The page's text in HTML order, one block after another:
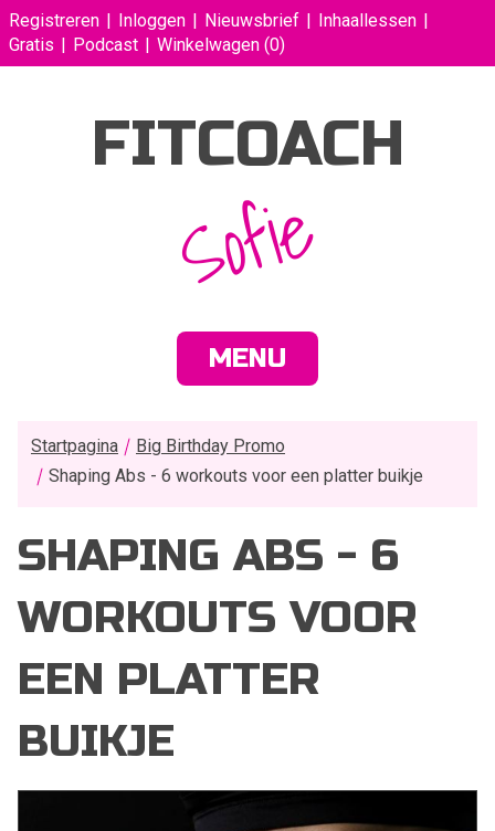
Registreren Inloggen Nieuwsbrief
Inhaallessen
Gratis
Podcast Winkelwagen (0)
FITCOACH
Sofie
MENU
Startpagina
Big Birthday Promo
Shaping Abs - 6 workouts voor een platter buikje
SHAPING ABS - 6
WORKOUTS VOOR
EEN PLATTER
BUIKJE